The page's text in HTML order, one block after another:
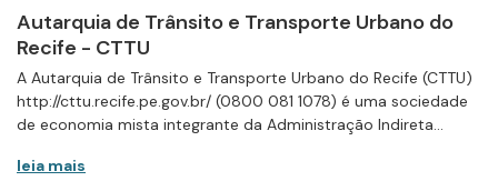
Autarquia de Trânsito e Transporte Urbano do
Recife - CTTU
A Autarquia de Trânsito e Transporte Urbano do Recife (CTTU)
http://cttu.recife.pe.gov.br/ (0800 081 1078) é uma sociedade
de economia mista integrante da Administração Indireta...
leia mais